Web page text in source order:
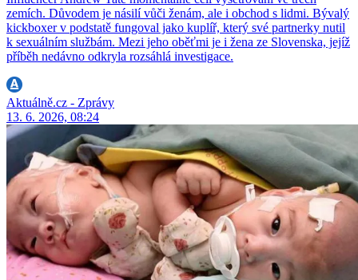
zemích. Důvodem je násilí vůči ženám, ale i obchod s lidmi. Bývalý
kickboxer v podstatě fungoval jako kuplíř, který své partnerky nutil
k sexuálním službám. Mezi jeho oběťmi je i žena ze Slovenska, jejíž
příběh nedávno odkryla rozsáhlá investigace.
Aktuálně.cz - Zprávy
13. 6. 2026, 08:24